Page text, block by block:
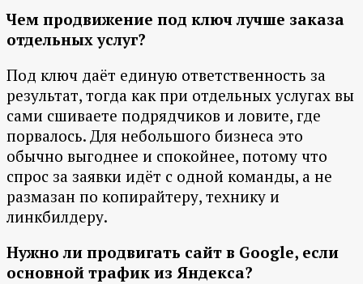
Чем продвижение под ключ лучше заказа
отдельных услуг?
Под ключ даёт единую ответственность за
результат, тогда как при отдельных услугах вы
сами сшиваете подрядчиков и ловите, где
порвалось. Для небольшого бизнеса это
обычно выгоднее и спокойнее, потому что
спрос за заявки идёт с одной команды, а не
размазан по копирайтеру, технику и
линкбилдеру.
Нужно ли продвигать сайт в Google, если
основной трафик из Яндекса?